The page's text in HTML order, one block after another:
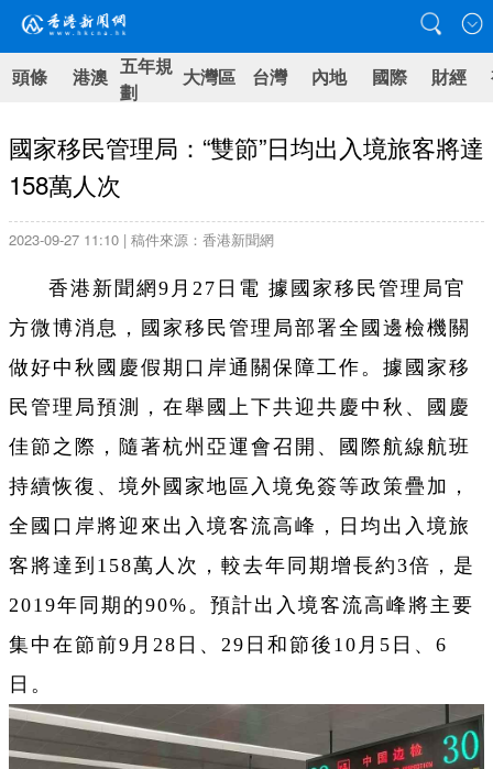
頭條 港澳 五年規
劃
大灣區 台灣 內地 國際 財經
國家移民管理局：“雙節”日均出入境旅客將達
158萬人次
2023-09-27 11:10 | 稿件來源：香港新聞網
香港新聞網9月27日電 據國家移民管理局官
方微博消息，國家移民管理局部署全國邊檢機關
做好中秋國慶假期口岸通關保障工作。據國家移
民管理局預測，在舉國上下共迎共慶中秋、國慶
佳節之際，隨著杭州亞運會召開、國際航線航班
持續恢復、境外國家地區入境免簽等政策疊加，
全國口岸將迎來出入境客流高峰，日均出入境旅
客將達到158萬人次，較去年同期增長約3倍，是
2019年同期的90%。預計出入境客流高峰將主要
集中在節前9月28日、29日和節後10月5日、6
日。